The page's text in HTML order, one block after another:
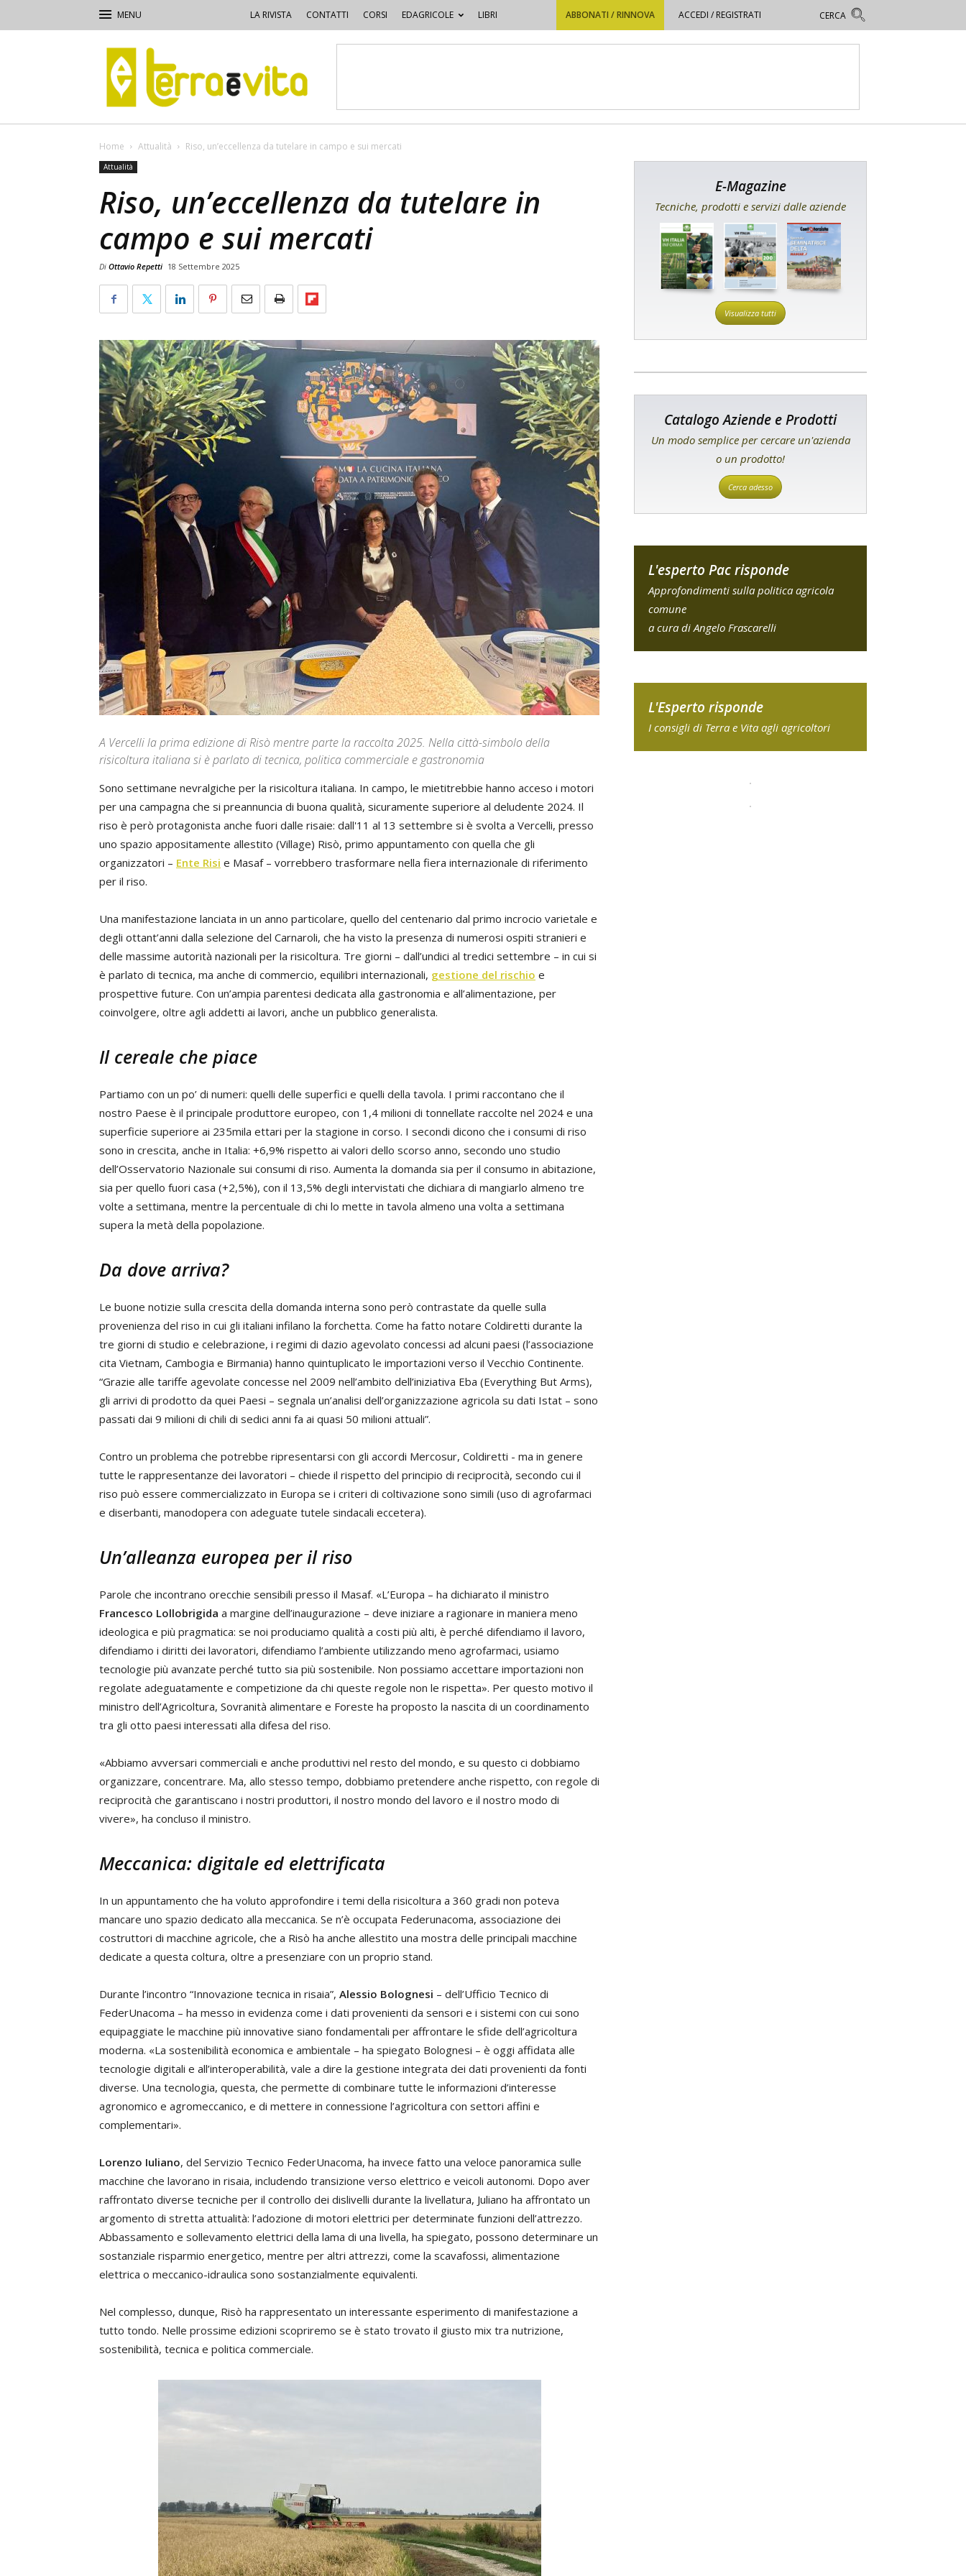
LA RIVISTA CONTATTI CORSI EDAGRICOLE LIBRI ABBONATI / RINNOVA ACCEDI / REGISTRATI
Terra
e
Vita
Home Attualità Riso, un’eccellenza da tutelare in campo e sui mercati
Attualità
Riso, un’eccellenza da tutelare in
campo e sui mercati
Di Ottavio Repetti 18 Settembre 2025
A Vercelli la prima edizione di Risò mentre parte la raccolta 2025. Nella città-simbolo della
risicoltura italiana si è parlato di tecnica, politica commerciale e gastronomia
Sono settimane nevralgiche per la risicoltura italiana. In campo, le mietitrebbie hanno acceso i motori
per una campagna che si preannuncia di buona qualità, sicuramente superiore al deludente 2024. Il
riso è però protagonista anche fuori dalle risaie: dall'11 al 13 settembre si è svolta a Vercelli, presso
uno spazio appositamente allestito (Village) Risò, primo appuntamento con quella che gli
organizzatori – Ente Risi e Masaf – vorrebbero trasformare nella fiera internazionale di riferimento
per il riso.
Una manifestazione lanciata in un anno particolare, quello del centenario dal primo incrocio varietale e
degli ottant’anni dalla selezione del Carnaroli, che ha visto la presenza di numerosi ospiti stranieri e
delle massime autorità nazionali per la risicoltura. Tre giorni – dall’undici al tredici settembre – in cui si
è parlato di tecnica, ma anche di commercio, equilibri internazionali, gestione del rischio e
prospettive future. Con un’ampia parentesi dedicata alla gastronomia e all’alimentazione, per
coinvolgere, oltre agli addetti ai lavori, anche un pubblico generalista.
Il cereale che piace
Partiamo con un po’ di numeri: quelli delle superfici e quelli della tavola. I primi raccontano che il
nostro Paese è il principale produttore europeo, con 1,4 milioni di tonnellate raccolte nel 2024 e una
superficie superiore ai 235mila ettari per la stagione in corso. I secondi dicono che i consumi di riso
sono in crescita, anche in Italia: +6,9% rispetto ai valori dello scorso anno, secondo uno studio
dell’Osservatorio Nazionale sui consumi di riso. Aumenta la domanda sia per il consumo in abitazione,
sia per quello fuori casa (+2,5%), con il 13,5% degli intervistati che dichiara di mangiarlo almeno tre
volte a settimana, mentre la percentuale di chi lo mette in tavola almeno una volta a settimana
supera la metà della popolazione.
Da dove arriva?
Le buone notizie sulla crescita della domanda interna sono però contrastate da quelle sulla
provenienza del riso in cui gli italiani infilano la forchetta. Come ha fatto notare Coldiretti durante la
tre giorni di studio e celebrazione, i regimi di dazio agevolato concessi ad alcuni paesi (l’associazione
cita Vietnam, Cambogia e Birmania) hanno quintuplicato le importazioni verso il Vecchio Continente.
“Grazie alle tariffe agevolate concesse nel 2009 nell’ambito dell’iniziativa Eba (Everything But Arms),
gli arrivi di prodotto da quei Paesi – segnala un’analisi dell’organizzazione agricola su dati Istat – sono
passati dai 9 milioni di chili di sedici anni fa ai quasi 50 milioni attuali”.
Contro un problema che potrebbe ripresentarsi con gli accordi Mercosur, Coldiretti - ma in genere
tutte le rappresentanze dei lavoratori – chiede il rispetto del principio di reciprocità, secondo cui il
riso può essere commercializzato in Europa se i criteri di coltivazione sono simili (uso di agrofarmaci
e diserbanti, manodopera con adeguate tutele sindacali eccetera).
Un’alleanza europea per il riso
Parole che incontrano orecchie sensibili presso il Masaf. «L’Europa – ha dichiarato il ministro
Francesco Lollobrigida a margine dell’inaugurazione – deve iniziare a ragionare in maniera meno
ideologica e più pragmatica: se noi produciamo qualità a costi più alti, è perché difendiamo il lavoro,
difendiamo i diritti dei lavoratori, difendiamo l’ambiente utilizzando meno agrofarmaci, usiamo
tecnologie più avanzate perché tutto sia più sostenibile. Non possiamo accettare importazioni non
regolate adeguatamente e competizione da chi queste regole non le rispetta». Per questo motivo il
ministro dell’Agricoltura, Sovranità alimentare e Foreste ha proposto la nascita di un coordinamento
tra gli otto paesi interessati alla difesa del riso.
«Abbiamo avversari commerciali e anche produttivi nel resto del mondo, e su questo ci dobbiamo
organizzare, concentrare. Ma, allo stesso tempo, dobbiamo pretendere anche rispetto, con regole di
reciprocità che garantiscano i nostri produttori, il nostro mondo del lavoro e il nostro modo di
vivere», ha concluso il ministro.
Meccanica: digitale ed elettrificata
In un appuntamento che ha voluto approfondire i temi della risicoltura a 360 gradi non poteva
mancare uno spazio dedicato alla meccanica. Se n’è occupata Federunacoma, associazione dei
costruttori di macchine agricole, che a Risò ha anche allestito una mostra delle principali macchine
dedicate a questa coltura, oltre a presenziare con un proprio stand.
Durante l’incontro “Innovazione tecnica in risaia”, Alessio Bolognesi – dell’Ufficio Tecnico di
FederUnacoma – ha messo in evidenza come i dati provenienti da sensori e i sistemi con cui sono
equipaggiate le macchine più innovative siano fondamentali per affrontare le sfide dell’agricoltura
moderna. «La sostenibilità economica e ambientale – ha spiegato Bolognesi – è oggi affidata alle
tecnologie digitali e all’interoperabilità, vale a dire la gestione integrata dei dati provenienti da fonti
diverse. Una tecnologia, questa, che permette di combinare tutte le informazioni d’interesse
agronomico e agromeccanico, e di mettere in connessione l’agricoltura con settori affini e
complementari».
Lorenzo Iuliano, del Servizio Tecnico FederUnacoma, ha invece fatto una veloce panoramica sulle
macchine che lavorano in risaia, includendo transizione verso elettrico e veicoli autonomi. Dopo aver
raffrontato diverse tecniche per il controllo dei dislivelli durante la livellatura, Juliano ha affrontato un
argomento di stretta attualità: l’adozione di motori elettrici per determinate funzioni dell’attrezzo.
Abbassamento e sollevamento elettrici della lama di una livella, ha spiegato, possono determinare un
sostanziale risparmio energetico, mentre per altri attrezzi, come la scavafossi, alimentazione
elettrica o meccanico-idraulica sono sostanzialmente equivalenti.
Nel complesso, dunque, Risò ha rappresentato un interessante esperimento di manifestazione a
tutto tondo. Nelle prossime edizioni scopriremo se è stato trovato il giusto mix tra nutrizione,
sostenibilità, tecnica e politica commerciale.
E-Magazine
Tecniche, prodotti e servizi dalle aziende
Visualizza tutti
Catalogo Aziende e Prodotti
Un modo semplice per cercare un'azienda
o un prodotto!
Cerca adesso
L'esperto Pac risponde
Approfondimenti sulla politica agricola
comune
a cura di Angelo Frascarelli
L'Esperto risponde
I consigli di Terra e Vita agli agricoltori